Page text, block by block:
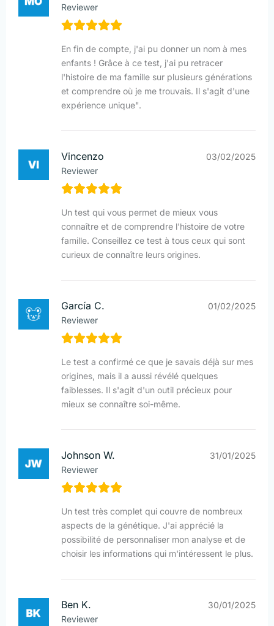
Reviewer
En fin de compte, j'ai pu donner un nom à mes
enfants ! Grâce à ce test, j'ai pu retracer
l'histoire de ma famille sur plusieurs générations
et comprendre où je me trouvais. Il s'agit d'une
expérience unique".
Vincenzo
Reviewer
03/02/2025
Un test qui vous permet de mieux vous
connaître et de comprendre l'histoire de votre
famille. Conseillez ce test à tous ceux qui sont
curieux de connaître leurs origines.
García C.
Reviewer
01/02/2025
Le test a confirmé ce que je savais déjà sur mes
origines, mais il a aussi révélé quelques
faiblesses. Il s'agit d'un outil précieux pour
mieux se connaître soi-même.
Johnson W.
Reviewer
31/01/2025
Un test très complet qui couvre de nombreux
aspects de la génétique. J'ai apprécié la
possibilité de personnaliser mon analyse et de
choisir les informations qui m'intéressent le plus.
Ben K.
Reviewer
30/01/2025